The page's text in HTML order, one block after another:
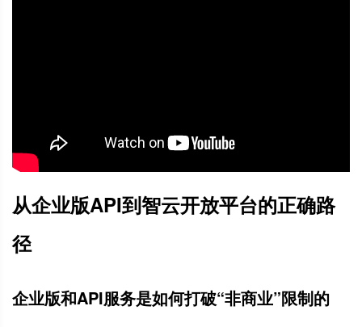
从企业版API到智云开放平台的正确路
径
企业版和API服务是如何打破“非商业”限制的